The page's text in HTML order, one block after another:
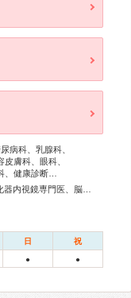
病科、乳腺科、
膚科、眼科、
、健康診断…
日 祝
● ●